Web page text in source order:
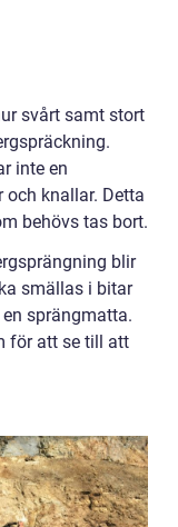
svårt samt stort
inte en
knallar. Detta
behövs tas bort.
blir
smällas i bitar
sprängmatta.
för att se till att